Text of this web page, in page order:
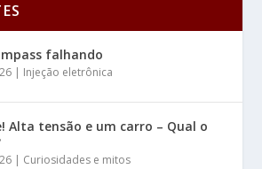
falhando
| Injeção eletrônica
Alta tensão e um carro – Qual o
| Curiosidades e mitos